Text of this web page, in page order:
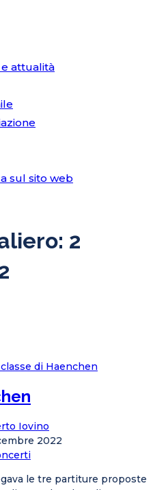
attualità
sul sito web
2
Iovino
2022
le tre partiture proposte